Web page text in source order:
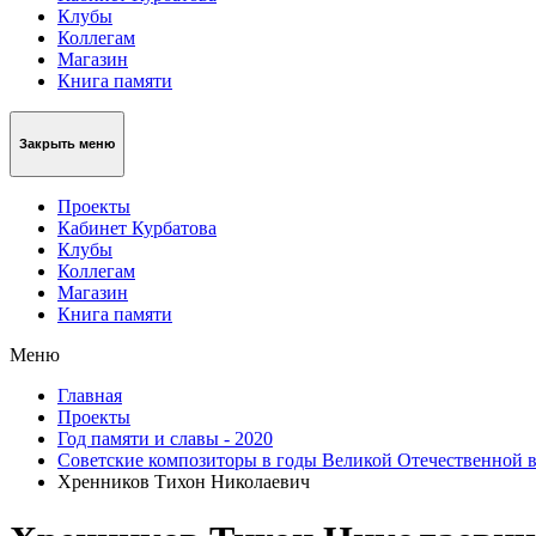
Клубы
Коллегам
Магазин
Книга памяти
Закрыть меню
Проекты
Кабинет Курбатова
Клубы
Коллегам
Магазин
Книга памяти
Меню
Главная
Проекты
Год памяти и славы - 2020
Советские композиторы в годы Великой Отечественной
Хренников Тихон Николаевич